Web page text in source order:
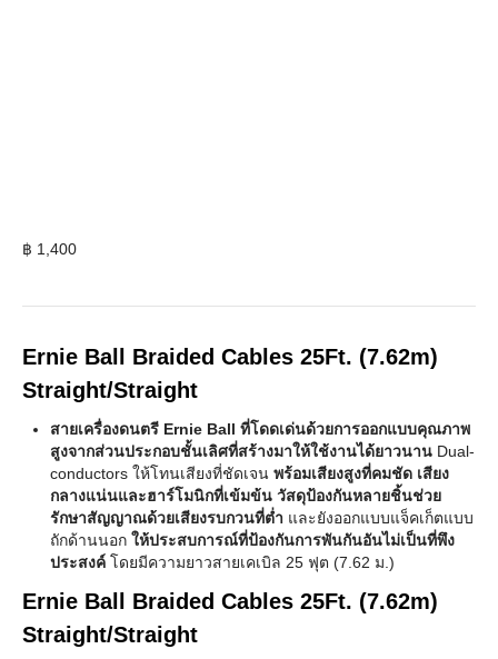
฿ 1,400
Ernie Ball Braided Cables 25Ft. (7.62m)
Straight/Straight
สายเครื่องดนตรี Ernie Ball ที่โดดเด่นด้วยการออกแบบคุณภาพ
สูงจากส่วนประกอบชั้นเลิศที่สร้างมาให้ใช้งานได้ยาวนาน Dual-
conductors ให้โทนเสียงที่ชัดเจน พร้อมเสียงสูงที่คมชัด เสียง
กลางแน่นและฮาร์โมนิกที่เข้มข้น วัสดุป้องกันหลายชิ้นช่วย
รักษาสัญญาณด้วยเสียงรบกวนที่ต่ำ และยังออกแบบแจ็คเก็ตแบบ
ถักด้านนอก ให้ประสบการณ์ที่ป้องกันการพันกันอันไม่เป็นที่พึง
ประสงค์ โดยมีความยาวสายเคเบิล 25 ฟุต (7.62 ม.)
Ernie Ball Braided Cables 25Ft. (7.62m)
Straight/Straight